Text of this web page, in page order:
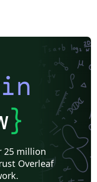
}
25 million
Overleaf